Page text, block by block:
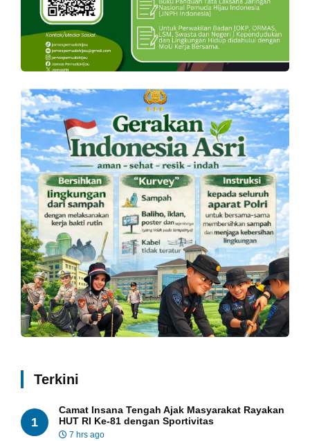
Terkini
1
Camat Insana Tengah Ajak Masyarakat Rayakan
HUT RI Ke-81 dengan Sportivitas
7 hrs ago